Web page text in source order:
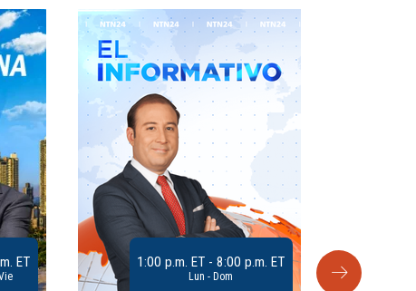
ET 1:00 p.m. ET - 8:00 p.m. ET
Lun - Dom